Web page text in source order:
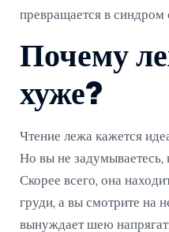
превращается в синдром
Почему
хуже?
Чтение лежа кажется
Но вы не задумываетесь,
Скорее всего, она
груди, а вы смотрите на
вынуждает шею